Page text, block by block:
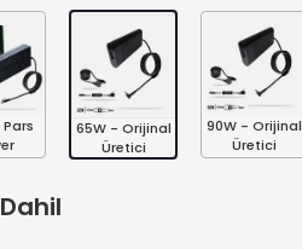
65W - Orijinal
Üretici
90W - Orijinal
Üretici